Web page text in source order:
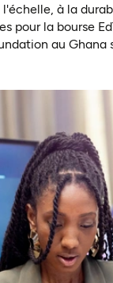
l'échelle, à la
pour la bourse
au Ghana
un nouvel